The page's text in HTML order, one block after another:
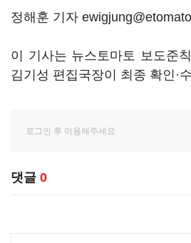
정해훈 기자
이 기사는 뉴스토마토 보도준
김기성 편집국장이 최종 확인·
댓글 0